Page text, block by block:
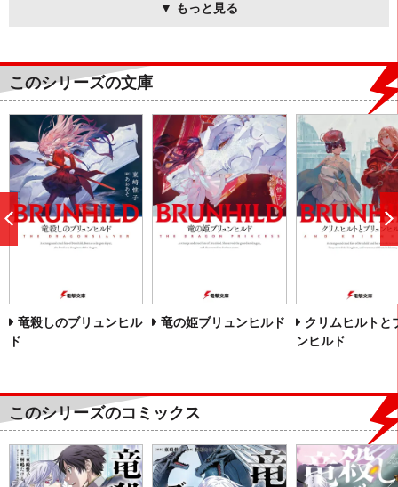
▼ もっと見る
このシリーズの文庫
竜殺しのブリュンヒル
ド
竜の姫ブリュンヒルド
クリムヒルトと
ンヒルド
このシリーズのコミックス